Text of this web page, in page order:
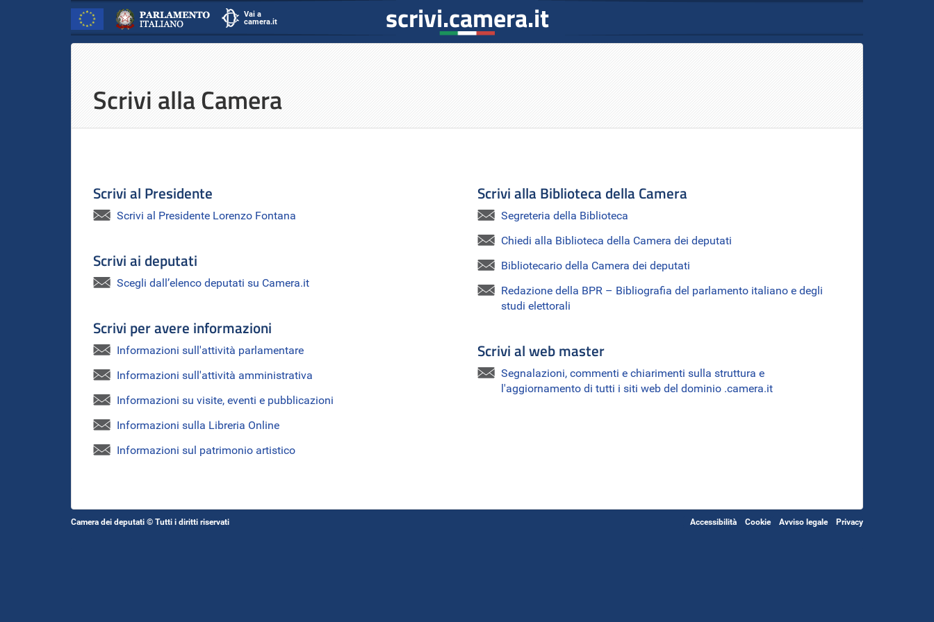
scrivi.camera.it
Vai a
camera.it
scrivi.camera.it
Inizio
Scrivi alla Camera
Scrivi al Presidente
Scrivi al Presidente Lorenzo Fontana
Scrivi ai deputati
Scegli dall’elenco deputati su Camera.it
Scrivi per avere informazioni
Informazioni sull'attività parlamentare
Informazioni sull'attività amministrativa
Informazioni su visite, eventi e pubblicazioni
Informazioni sulla Libreria Online
Informazioni sul patrimonio artistico
Scrivi alla Biblioteca della Camera
Segreteria della Biblioteca
Chiedi alla Biblioteca della Camera dei deputati
Bibliotecario della Camera dei deputati
Redazione della BPR – Bibliografia del parlamento italiano e degli
studi elettorali
Scrivi al web master
Segnalazioni, commenti e chiarimenti sulla struttura e
l'aggiornamento di tutti i siti web del dominio .camera.it
Camera dei deputati © Tutti i diritti riservati Accessibilità Cookie Avviso legale Privacy